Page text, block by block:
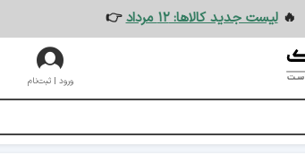
🔥لیست جدید کالاها: ۱۲ مرداد 👉
ورود | ثبت‌نام